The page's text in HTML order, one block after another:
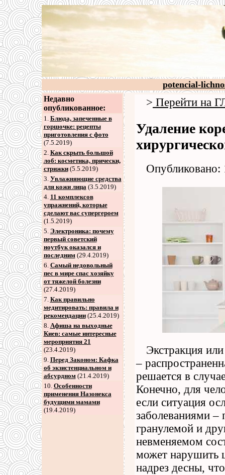
potencial-
Недавно
опубликованное:
1. Блюда, запеченные в
горшочке: рецепты
приготовления с фото
(7.5.2019)
2. Как скрыть большой
лоб: косметика, прически,
стрижки(5.5.2019)
3. Увлажняющие средства
для кожи лица(3.5.2019)
4. 11 комплексов
упражнений, которые
сделают вас супергероем
(1.5.2019)
5. Электроника: почему
первый советский
ноутбук оказался и
последним(29.4.2019)
6. Самый недовольный
пес в мире спас хозяйку
от тяжелой болезни
(27.4.2019)
7. Как правильно
медитировать: правила и
рекомендации(25.4.2019)
8. Афиша на выходные
Киев: самые интересные
мероприятия 21
(23.4.2019)
9. Перед Законом: Кафка
об экзистенциальном и
абсурдном(21.4.2019)
10. Особенности
применения Назонекса
будущими мамами
(19.4.2019)
> Перейти на
Удаление
Опубликовано:
Экстракция
–
решается в
Конечно, для
если ситуация
заболеваниями –
гранулемой и
невменяемом
может нарушить
надрез десны,